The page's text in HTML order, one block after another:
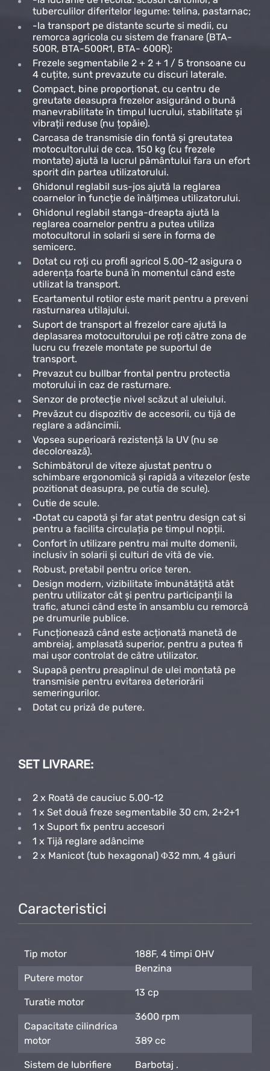
tuberculilor diferitelor legume: telina, pastarnac;
-la transport pe distante scurte si medii, cu
remorca agricola cu sistem de franare (BTA-
500R, BTA-500R1, BTA- 600R);
Frezele segmentabile 2 + 2 + 1 / 5 tronsoane cu
4 cuțite, sunt prevazute cu discuri laterale.
Compact, bine proporționat, cu centru de
greutate deasupra frezelor asigurând o bună
manevrabilitate în timpul lucrului, stabilitate și
vibrații reduse (nu țopăie).
Carcasa de transmisie din fontă și greutatea
motocultorului de cca. 150 kg (cu frezele
montate) ajută la lucrul pământului fara un efort
sporit din partea utilizatorului.
Ghidonul reglabil sus-jos ajută la reglarea
coarnelor în funcție de înălțimea utilizatorului.
Ghidonul reglabil stanga-dreapta ajută la
reglarea coarnelor pentru a putea utiliza
motocultorul in solarii si sere in forma de
semicerc.
Dotat cu roți cu profil agricol 5.00-12 asigura o
aderența foarte bună în momentul când este
utilizat la transport.
Ecartamentul rotilor este marit pentru a preveni
rasturnarea utilajului.
Suport de transport al frezelor care ajută la
deplasarea motocultorului pe roți către zona de
lucru cu frezele montate pe suportul de
transport.
Prevazut cu bullbar frontal pentru protectia
motorului in caz de rasturnare.
Senzor de protecție nivel scăzut al uleiului.
Prevăzut cu dispozitiv de accesorii, cu tijă de
reglare a adâncimii.
Vopsea superioară rezistență la UV (nu se
decolorează).
Schimbătorul de viteze ajustat pentru o
schimbare ergonomică și rapidă a vitezelor (este
pozitionat deasupra, pe cutia de scule).
Cutie de scule.
·Dotat cu capotă și far atat pentru design cat si
pentru a facilita circulația pe timpul nopții.
Confort în utilizare pentru mai multe domenii,
inclusiv în solarii și culturi de vită de vie.
Robust, pretabil pentru orice teren.
Design modern, vizibilitate îmbunătățită atât
pentru utilizator cât și pentru participanții la
trafic, atunci când este în ansamblu cu remorcă
pe drumurile publice.
Funcționează când este acționată manetă de
ambreiaj, amplasată superior, pentru a putea fi
mai ușor controlat de către utilizator.
Supapă pentru preaplinul de ulei montată pe
transmisie pentru evitarea deteriorării
semeringurilor.
Dotat cu priză de putere.
SET LIVRARE:
2 x Roată de cauciuc 5.00-12
1 x Set două freze segmentabile 30 cm, 2+2+1
1 x Suport fix pentru accesori
1 x Tijă reglare adâncime
2 x Manicot (tub hexagonal) Φ32 mm, 4 găuri
Caracteristici
Tip motor
188F, 4 timpi OHV
Benzina
Putere motor
13 cp
Turatie motor
3600 rpm
Capacitate cilindrica
motor
389 cc
Sistem de lubrifiere Barbotaj .